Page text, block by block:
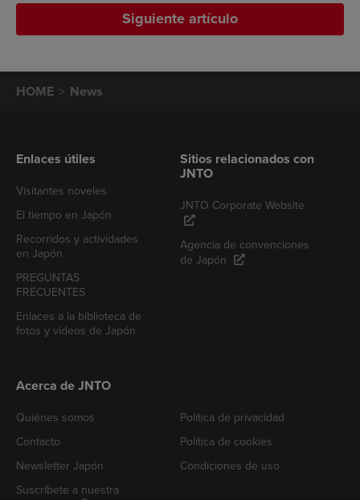
Siguiente artículo
HOME News
Enlaces útiles
Visitantes noveles
El tiempo en Japón
Recorridos y actividades
en Japón
PREGUNTAS
FRECUENTES
Enlaces a la biblioteca de
fotos y videos de Japón
Sitios relacionados con
JNTO
JNTO Corporate Website
Agencia de convenciones
de Japón
Acerca de JNTO
Quiénes somos
Contacto
Newsletter Japón
Suscríbete a nuestra
Política de privacidad
Política de cookies
Condiciones de uso